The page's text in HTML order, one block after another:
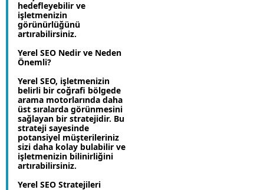
hedefleyebilir ve
işletmenizin
görünürlüğünü
artırabilirsiniz.
Yerel SEO Nedir ve Neden
Önemli?
Yerel SEO, işletmenizin
belirli bir coğrafi bölgede
arama motorlarında daha
üst sıralarda görünmesini
sağlayan bir stratejidir. Bu
strateji sayesinde
potansiyel müşterileriniz
sizi daha kolay bulabilir ve
işletmenizin bilinirliğini
artırabilirsiniz.
Yerel SEO Stratejileri